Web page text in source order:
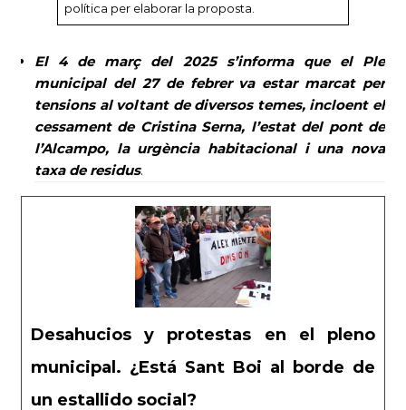
política per elaborar la proposta.
El 4 de març del 2025 s’informa que el Ple
municipal del 27 de febrer va estar marcat per
tensions al voltant de diversos temes, incloent el
cessament de Cristina Serna, l’estat del pont de
l’Alcampo, la urgència habitacional i una nova
taxa de residus.
Desahucios y protestas en el pleno
municipal. ¿Está Sant Boi al borde de
un estallido social?